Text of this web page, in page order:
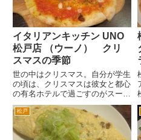
イタリアンキッチン UNO
松戸店 （ウーノ） クリ
スマスの季節
世の中はクリスマス。自分が学生
の頃は、クリスマスは彼女と都心
の有名ホテルで過ごすのがスーテ
ータスみたいな時代だった。こな
いだ解体された赤阪プリンスホテ
ルあたり。食事が一人2万×２と
ワインが、最低１万。宿泊が、3
松戸